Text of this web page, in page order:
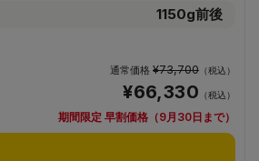
1150g前後
通常価格 ¥73,700 （税込）
¥66,330 （税込）
期間限定 早割価格（9月30日まで）